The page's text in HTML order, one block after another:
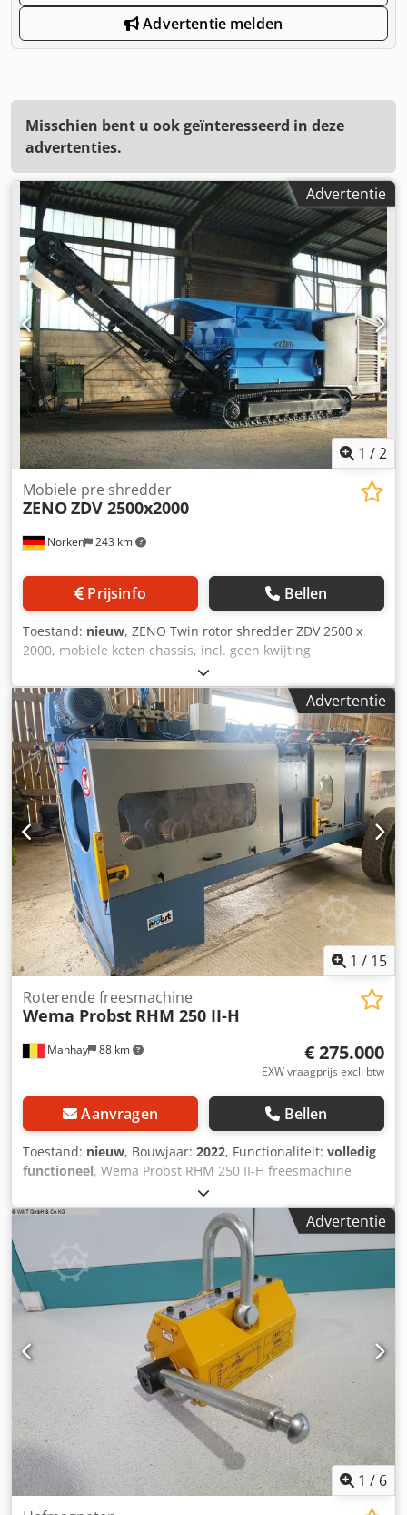
Advertentie melden
Misschien bent u ook geïnteresseerd in deze
advertenties.
Advertentie
1 /2
Norken 243 km
Mobiele pre shredder
ZENOZDV 2500x2000
Prijsinfo Bellen
Toestand: nieuw, ZENO Twin rotor shredder ZDV 2500 x
2000, mobiele keten chassis, incl. geen kwijting
transportband en Magneet separator, motorvermogen 298
kW, 1900 rpm, MTU-Diesel motor, rotor vlucht cirkel Ã˜ 575
mm, 2 x 12 snijden inzetstukken op de houder van het
hulpmiddel, Toon machine. Dcedpfx Apjbg Engehsk
Advertentie
1 / 15
Manhay 88 km
Roterende freesmachine
Wema Probst RHM 250 II-H
€ 275.000
EXW vraagprijs excl. btw
Aanvragen Bellen
Toestand: nieuw, Bouwjaar: 2022, Functionaliteit: volledig
functioneel, Wema Probst RHM 250 II-H freesmachine
NIEUW - Diameters van 100mm tot 250mm - Elektronische
voedingscontrole - 2 freeskoppen - Kop 1 = diameter 150-
300mm - Kop 2 = diameter 100-250mm - voedingssnelheid
6-34m/min - complete elektrische kast + bedieningspaneel
Wema Probst RHM 250 II-H freesmachine NIEUW
Dsdjubbryspfx Aphsck - Diameters van 100mm tot 250mm
- Elektronische voedingscontrole - 2 freeskoppen - Kop 1 =
diameter 150-300mm - Kop 2 = diameter 100-250mm -
voedingssnelheid 6-34m/min - complete elektrische kast +
bedieningspaneel
Advertentie
1 / 6